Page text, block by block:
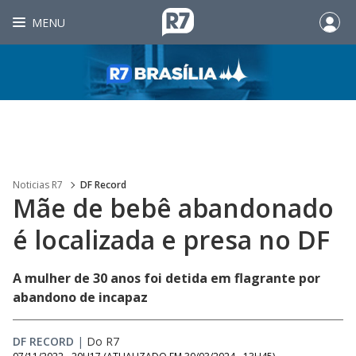
MENU
Noticias R7 DF Record
Mãe de bebê abandonado
é localizada e presa no DF
A mulher de 30 anos foi detida em flagrante por
abandono de incapaz
DF RECORD | Do R7